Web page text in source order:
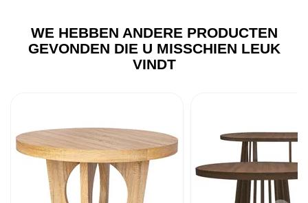
WE HEBBEN ANDERE PRODUCTEN
GEVONDEN DIE U MISSCHIEN LEUK
VINDT